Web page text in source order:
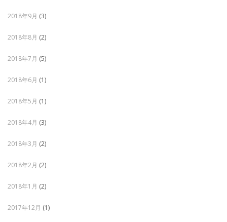
2018年9月 (3)
2018年8月 (2)
2018年7月 (5)
2018年6月 (1)
2018年5月 (1)
2018年4月 (3)
2018年3月 (2)
2018年2月 (2)
2018年1月 (2)
2017年12月 (1)